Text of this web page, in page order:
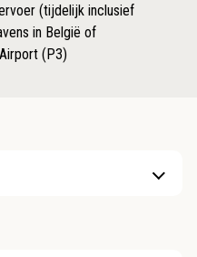
(tijdelijk inclusief
in België of
(P3)